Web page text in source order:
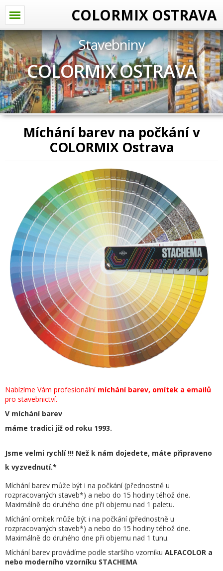
COLORMIX OSTRAVA
Stavebniny
COLORMIX OSTRAVA
Míchání barev na počkání v
COLORMIX Ostrava
Nabízíme Vám profesionální míchání barev, omítek a emailů
pro stavebnictví.
V míchání barev
máme tradici již od roku 1993.
Jsme velmi rychlí !!! Než k nám dojedete, máte připraveno
k vyzvednutí.*
Míchání barev může být i na počkání (přednostně u
rozpracovaných staveb*) a nebo do 15 hodiny téhož dne.
Maximálně do druhého dne při objemu nad 1 paletu.
Míchání omítek může být i na počkání (přednostně u
rozpracovaných staveb*) a nebo do 15 hodiny téhož dne.
Maximálně do druhého dne při objemu nad 1 tunu.
Míchání barev provádíme podle staršího vzorníku ALFACOLOR a
nebo moderního vzorníku STACHEMA